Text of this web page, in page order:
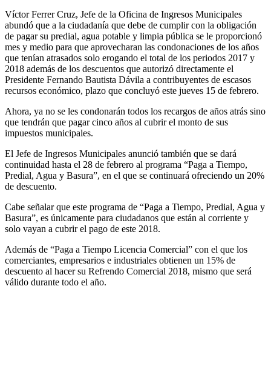
Víctor Ferrer Cruz, Jefe de la Oficina de Ingresos Municipales
abundó que a la ciudadanía que debe de cumplir con la obligación
de pagar su predial, agua potable y limpia pública se le proporcionó
mes y medio para que aprovecharan las condonaciones de los años
que tenían atrasados solo erogando el total de los periodos 2017 y
2018 además de los descuentos que autorizó directamente el
Presidente Fernando Bautista Dávila a contribuyentes de escasos
recursos económico, plazo que concluyó este jueves 15 de febrero.
Ahora, ya no se les condonarán todos los recargos de años atrás sino
que tendrán que pagar cinco años al cubrir el monto de sus
impuestos municipales.
El Jefe de Ingresos Municipales anunció también que se dará
continuidad hasta el 28 de febrero al programa “Paga a Tiempo,
Predial, Agua y Basura”, en el que se continuará ofreciendo un 20%
de descuento.
Cabe señalar que este programa de “Paga a Tiempo, Predial, Agua y
Basura”, es únicamente para ciudadanos que están al corriente y
solo vayan a cubrir el pago de este 2018.
Además de “Paga a Tiempo Licencia Comercial” con el que los
comerciantes, empresarios e industriales obtienen un 15% de
descuento al hacer su Refrendo Comercial 2018, mismo que será
válido durante todo el año.